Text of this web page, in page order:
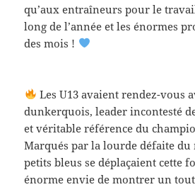
qu’aux entraîneurs pour le
long de l’année et les énormes
des mois !
Les U13 avaient rendez-vous
dunkerquois, leader incontesté
et véritable référence du
Marqués par la lourde défaite du
petits bleus se déplaçaient cette
énorme envie de montrer un